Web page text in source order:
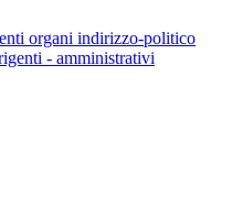
organi indirizzo-politico
- amministrativi